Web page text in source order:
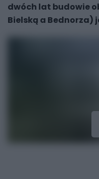
dwóch lat budowie
Bielską a Bednorza)